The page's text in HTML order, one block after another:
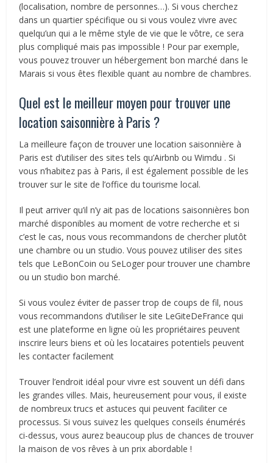
(localisation, nombre de personnes…). Si vous cherchez
dans un quartier spécifique ou si vous voulez vivre avec
quelqu’un qui a le même style de vie que le vôtre, ce sera
plus compliqué mais pas impossible ! Pour par exemple,
vous pouvez trouver un hébergement bon marché dans le
Marais si vous êtes flexible quant au nombre de chambres.
Quel est le meilleur moyen pour trouver une
location saisonnière à Paris ?
La meilleure façon de trouver une location saisonnière à
Paris est d’utiliser des sites tels qu’Airbnb ou Wimdu . Si
vous n’habitez pas à Paris, il est également possible de les
trouver sur le site de l’office du tourisme local.
Il peut arriver qu’il n’y ait pas de locations saisonnières bon
marché disponibles au moment de votre recherche et si
c’est le cas, nous vous recommandons de chercher plutôt
une chambre ou un studio. Vous pouvez utiliser des sites
tels que LeBonCoin ou SeLoger pour trouver une chambre
ou un studio bon marché.
Si vous voulez éviter de passer trop de coups de fil, nous
vous recommandons d’utiliser le site LeGiteDeFrance qui
est une plateforme en ligne où les propriétaires peuvent
inscrire leurs biens et où les locataires potentiels peuvent
les contacter facilement
Trouver l’endroit idéal pour vivre est souvent un défi dans
les grandes villes. Mais, heureusement pour vous, il existe
de nombreux trucs et astuces qui peuvent faciliter ce
processus. Si vous suivez les quelques conseils énumérés
ci-dessus, vous aurez beaucoup plus de chances de trouver
la maison de vos rêves à un prix abordable !